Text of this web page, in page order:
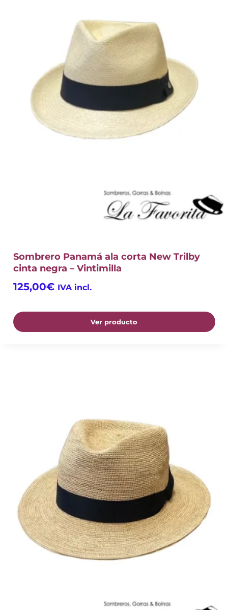
Sombrero Panamá ala corta New Trilby
cinta negra – Vintimilla
125,00€ IVA incl.
Ver producto